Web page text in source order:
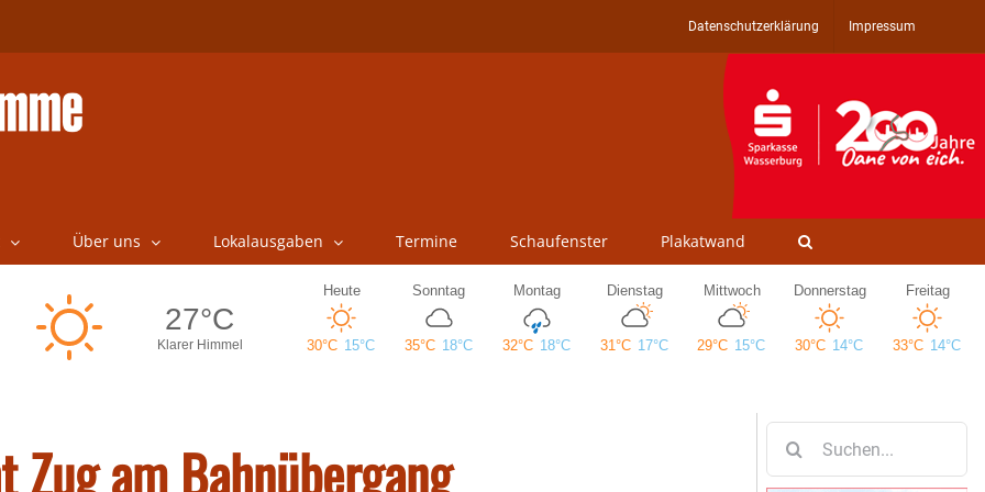
Datenschutzerklärung Impressum
Über uns Lokalausgaben Termine Schaufenster Plakatwand
am Bahnübergang
nach: